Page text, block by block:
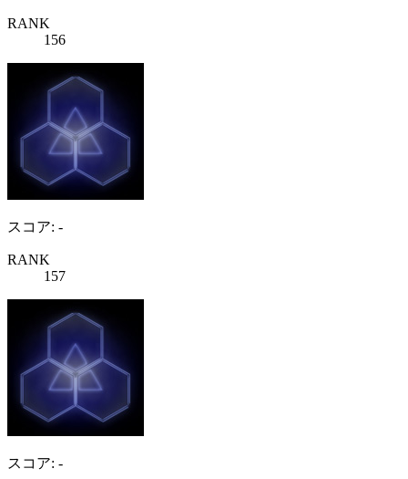
RANK
156
スコア: -
RANK
157
スコア: -